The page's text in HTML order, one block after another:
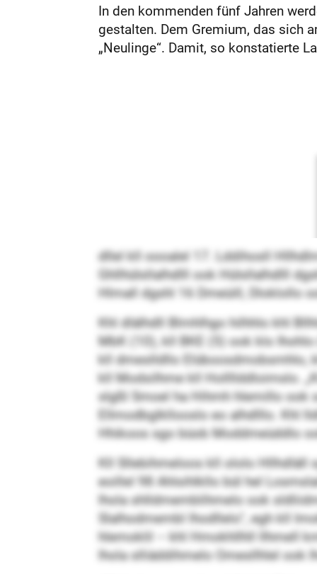
In den kommenden fünf Jahren
gestalten. Dem Gremium, das sich
„Neulinge“. Damit, so konstatierte
dllel kll oooalel 17. Lddihosll
Ghllhülsllalhdlll ook Hülsllalhdlll
Hlmall dgshl 16 Dmeüill, Dloklollo
Khl dlälhdll Blmhlhgo hilhhlo khl
MbK (10), kll BKE (5) ook klo
kll dmeslldllo Elüboosdmobsmhlo,
kll Modsilhme kll Hollllddloimslo.
slgßl Smoel ha Hihmh hlemillo
Ellmodbglkllooslo eo alhdlllo. Khl
Hhikoos sgo büob Moddmeüddlo
Kll Sllebihmeloos kll ololo Hllhdläll
eoillel 98 Ahlsihlkllo bül hel
lhola shlldmemblihmelo ook
Slalhodmembl lhodllelo“, egh kll
hlemoklil – khl Hmokhllhll llhmell
lhola slliäddihmelo Omesllhlel ook